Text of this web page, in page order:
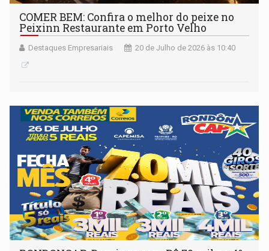
COMER BEM: Confira o melhor do peixe no
Peixinn Restaurante em Porto Velho
Destaques Empresariais 20 de Julho de 2026 às 10:40